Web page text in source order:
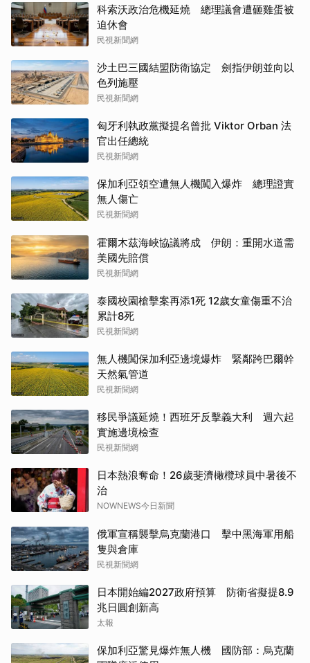
科索沃政治危機延燒 總理議會遭砸雞蛋被
迫休會
民視新聞網
沙土巴三國結盟防衛協定 劍指伊朗並向以
色列施壓
民視新聞網
匈牙利執政黨擬提名曾批 Viktor Orban 法
官出任總統
民視新聞網
保加利亞領空遭無人機闖入爆炸 總理證實
無人傷亡
民視新聞網
霍爾木茲海峽協議將成 伊朗：重開水道需
美國先賠償
民視新聞網
泰國校園槍擊案再添1死 12歲女童傷重不治
累計8死
民視新聞網
無人機闖保加利亞邊境爆炸 緊鄰跨巴爾幹
天然氣管道
民視新聞網
移民爭議延燒！西班牙反擊義大利 週六起
實施邊境檢查
民視新聞網
日本熱浪奪命！26歲斐濟橄欖球員中暑後不
治
NOWNEWS今日新聞
俄軍宣稱襲擊烏克蘭港口 擊中黑海軍用船
隻與倉庫
民視新聞網
日本開始編2027政府預算 防衛省擬提8.9
兆日圓創新高
太報
保加利亞驚見爆炸無人機 國防部：烏克蘭